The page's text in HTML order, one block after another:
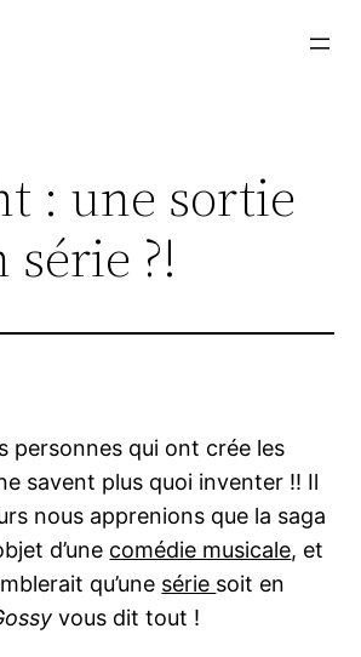
: une sortie
?!
personnes qui ont crée les
savent plus quoi inventer !! Il
nous apprenions que la saga
d’une comédie musicale, et
qu’une série soit en
vous dit tout !